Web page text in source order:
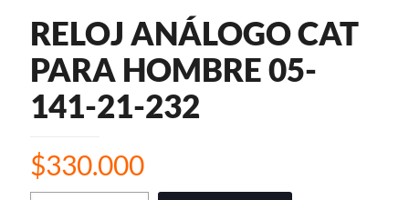
RELOJ ANÁLOGO CAT
PARA HOMBRE 05-
141-21-232
$330.000